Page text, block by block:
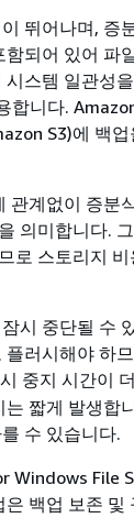
뛰어나며, 증
되어 있어 파
스템 일관성
니다.
S3)에 백
관계없이 증분
의미합니다.
로 스토리지
시 중단될 수
러시해야 하
중지 시간이
짧게 발생합
수 있습니다.
Windows File
백업 보존 및